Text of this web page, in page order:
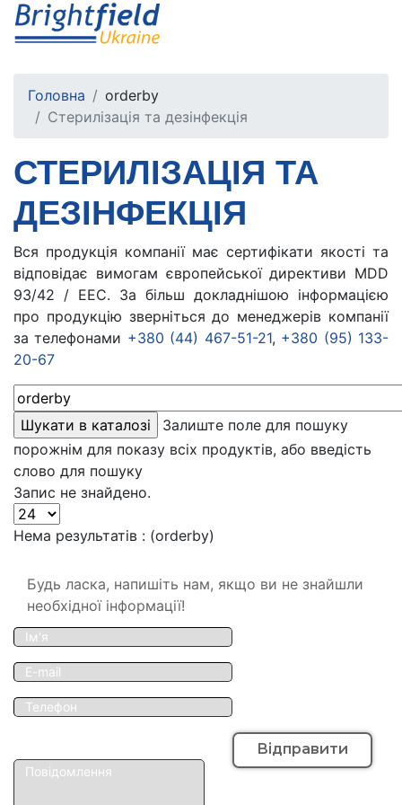
Головна
orderby
Стерилізація та дезінфекція
СТЕРИЛІЗАЦІЯ ТА
ДЕЗІНФЕКЦІЯ
Вся продукція компанії має сертифікати якості та
відповідає вимогам європейської директиви MDD
93/42 / EEC. За більш докладнішою інформацією
про продукцію зверніться до менеджерів компанії
за телефонами +380 (44) 467-51-21, +380 (95) 133-
20-67
Залиште поле для пошуку
порожнім для показу всіх продуктів, або введість
слово для пошуку
Запис не знайдено.
Нема результатів : (orderby)
Будь ласка, напишіть нам, якщо ви не знайшли
необхідної інформації!
Відправити